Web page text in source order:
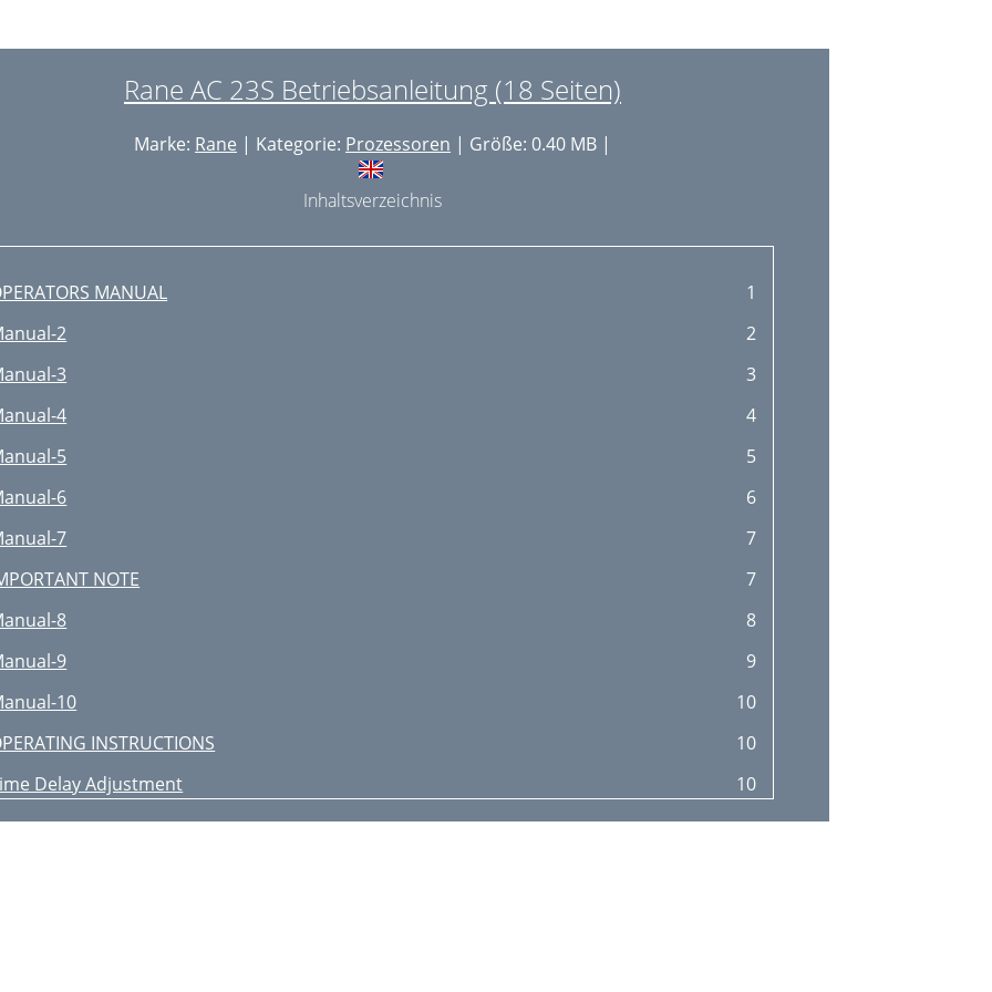
Rane AC 23S Betriebsanleitung (18 Seiten)
Marke: Rane | Kategorie: Prozessoren | Größe: 0.40 MB |
Inhaltsverzeichnis
MANUAL
1
2
2
3
3
4
4
5
5
6
6
7
7
NOTE
7
8
8
9
9
10
10
INSTRUCTIONS
10
Delay Adjustment
10
11
11